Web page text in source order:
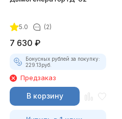
5.0 (2)
7 630 ₽
Бонусных рублей за покупку:
229.13руб.
Предзаказ
В корзину